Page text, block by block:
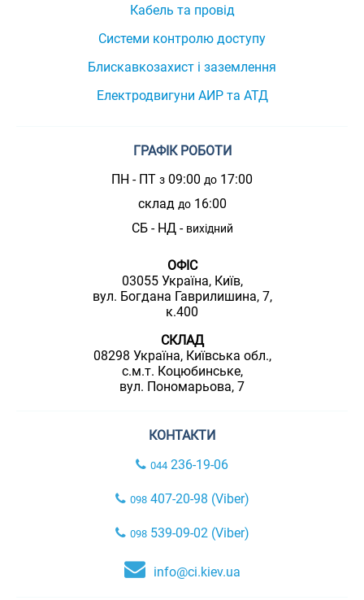
Кабель та провід
Системи контролю доступу
Блискавкозахист і заземлення
Електродвигуни АИР та АТД
ГРАФІК РОБОТИ
ПН - ПТ з 09:00 до 17:00
склад до16:00
СБ - НД - вихідний
ОФІС
03055 Україна, Київ,
вул. Богдана Гаврилишина, 7,
к.400
СКЛАД
08298 Україна, Київська обл.,
с.м.т. Коцюбинське,
вул. Пономарьова, 7
КОНТАКТИ
044 236-19-06
098407-20-98 (Viber)
098539-09-02 (Viber)
info@ci.kiev.ua